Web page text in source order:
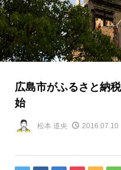
広島市がふるさと納
始
松本 道央 2016.07.10